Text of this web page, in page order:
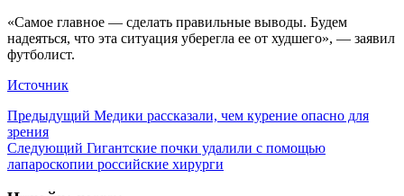
«Самое главное — сделать правильные выводы. Будем
надеяться, что эта ситуация уберегла ее от худшего», — заявил
футболист.
Источник
Предыдущий Медики рассказали, чем курение опасно для
зрения
Следующий Гигантские почки удалили с помощью
лапароскопии российские хирурги